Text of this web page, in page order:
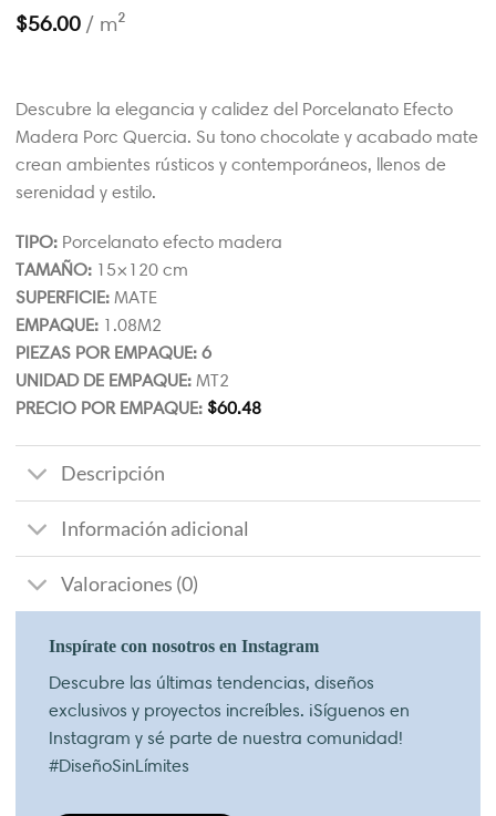
$56.00 / m²
Descubre la elegancia y calidez del Porcelanato Efecto
Madera Porc Quercia. Su tono chocolate y acabado mate
crean ambientes rústicos y contemporáneos, llenos de
serenidad y estilo.
TIPO: Porcelanato efecto madera
TAMAÑO: 15×120 cm
SUPERFICIE: MATE
EMPAQUE: 1.08M2
PIEZAS POR EMPAQUE: 6
UNIDAD DE EMPAQUE: MT2
PRECIO POR EMPAQUE: $60.48
Descripción
Información adicional
Valoraciones (0)
Inspírate con nosotros en Instagram
Descubre las últimas tendencias, diseños
exclusivos y proyectos increíbles. ¡Síguenos en
Instagram y sé parte de nuestra comunidad!
#DiseñoSinLímites